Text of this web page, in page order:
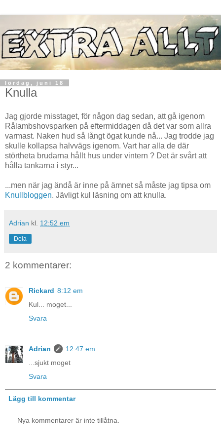
lördag, juni 18
Knulla
Jag gjorde misstaget, för någon dag sedan, att gå igenom
Rålambshovsparken på eftermiddagen då det var som allra
varmast. Naken hud så långt ögat kunde nå... Jag trodde jag
skulle kollapsa halvvägs igenom. Vart har alla de där
störtheta brudarna hållt hus under vintern ? Det är svårt att
hålla tankarna i styr...
...men när jag ändå är inne på ämnet så måste jag tipsa om
Knullbloggen. Jävligt kul läsning om att knulla.
Adrian kl. 12:52 em
Dela
2 kommentarer:
Rickard 8:12 em
Kul... moget...
Svara
Adrian
12:47 em
...sjukt moget
Svara
Lägg till kommentar
Nya kommentarer är inte tillåtna.